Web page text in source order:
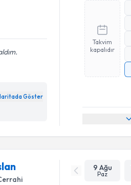
Göster
Takvim
kapalıdır
9 Ağu
Paz